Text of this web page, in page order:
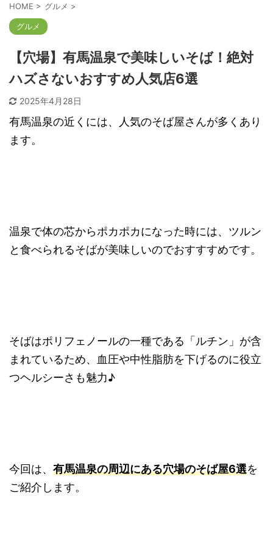
HOME > グルメ >
グルメ
【穴場】有馬温泉で美味しいそば！絶対
ハズさないおすすめ人気店6選
2025年4月28日
有馬温泉の近くには、人気のそば屋さんが多くあり
ます。
温泉で体の芯からポカポカになった時には、ツルン
と食べられるそばが美味しいのでおすすすめです。
そばはポリフェノールの一種である「ルチン」が含
まれているため、血圧や中性脂肪を下げるのに役立
つヘルシーさも魅力♪
今回は、 有馬温泉の周辺にある穴場のそば屋6選を
ご紹介します。